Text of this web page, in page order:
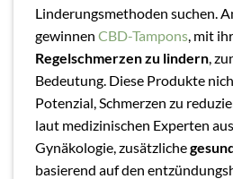
Linderungsmethoden suchen.
gewinnen CBD-Tampons , mit
Regelschmerzen zu lindern ,
Bedeutung. Diese Produkte
Potenzial, Schmerzen zu
laut medizinischen Experten
Gynäkologie, zusätzliche
basierend auf den